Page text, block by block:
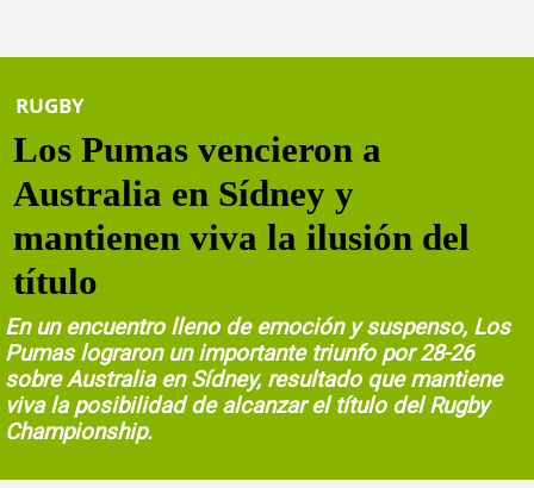
RUGBY
Los Pumas vencieron a
Australia en Sídney y
mantienen viva la ilusión del
título
En un encuentro lleno de emoción y suspenso, Los
Pumas lograron un importante triunfo por 28-26
sobre Australia en Sídney, resultado que mantiene
viva la posibilidad de alcanzar el título del Rugby
Championship.